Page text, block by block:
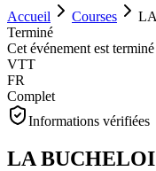
Accueil Courses
Terminé
Cet événement est terminé
VTT
FR
Complet
Informations vérifiées
LA